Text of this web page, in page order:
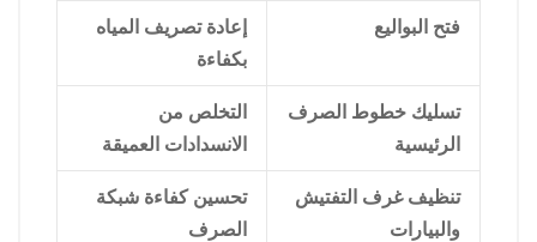
فتح البواليع
إعادة تصريف المياه
بكفاءة
تسليك خطوط الصرف
الرئيسية
التخلص من
الانسدادات العميقة
تنظيف غرف التفتيش
والبيارات
تحسين كفاءة شبكة
الصرف